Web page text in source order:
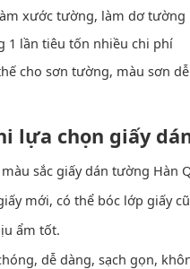
xước tường, làm dơ
1 lần tiêu tốn nhiều chi phí
cho sơn tường, màu sơn
lựa chọn giấy
sắc giấy dán tường
mới, có thể bóc lớp giấy
ẩm tốt.
dễ dàng, sạch gọn,